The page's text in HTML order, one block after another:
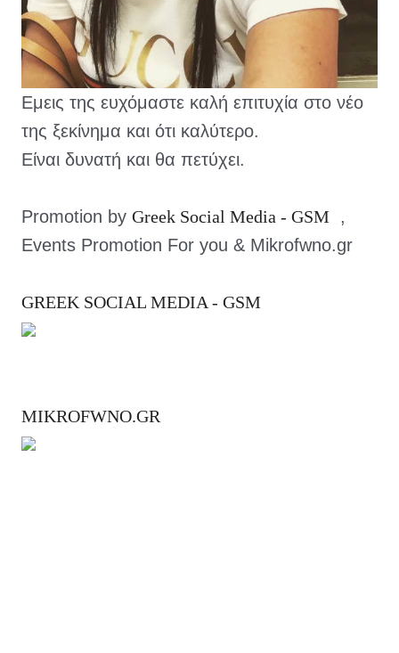
Εμεις της ευχόμαστε καλή επιτυχία στο νέο
της ξεκίνημα και ότι καλύτερο.
Είναι δυνατή και θα πετύχει.
Promotion by Greek Social Media - GSM
  ,
Events Promotion For you & Mikrofwno.gr
GREEK SOCIAL MEDIA - GSM
MIKROFWNO.GR